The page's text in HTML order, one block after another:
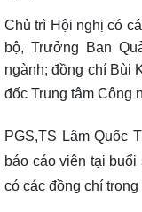
Chủ trì Hội nghị có
bộ, Trưởng Ban
ngành; đồng chí Bùi
đốc Trung tâm Công
PGS,TS Lâm Quốc
báo cáo viên tại
có các đồng chí